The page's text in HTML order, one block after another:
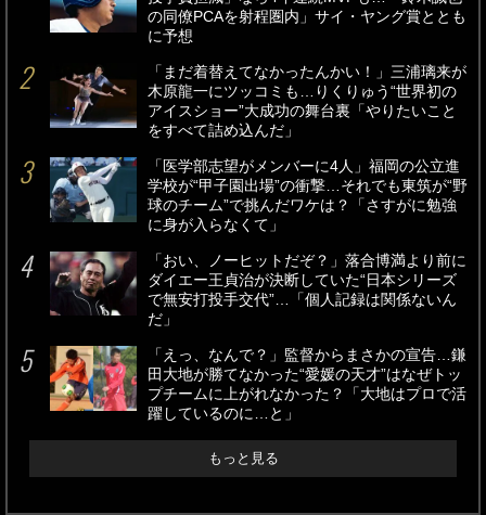
の同僚PCAを射程圏内」サイ・ヤング賞ととも
に予想
「まだ着替えてなかったんかい！」三浦璃来が
木原龍一にツッコミも…りくりゅう“世界初の
アイスショー”大成功の舞台裏「やりたいこと
をすべて詰め込んだ」
「医学部志望がメンバーに4人」福岡の公立進
学校が“甲子園出場”の衝撃…それでも東筑が“野
球のチーム”で挑んだワケは？「さすがに勉強
に身が入らなくて」
「おい、ノーヒットだぞ？」落合博満より前に
ダイエー王貞治が決断していた“日本シリーズ
で無安打投手交代”…「個人記録は関係ないん
だ」
「えっ、なんで？」監督からまさかの宣告…鎌
田大地が勝てなかった“愛媛の天才”はなぜトッ
プチームに上がれなかった？「大地はプロで活
躍しているのに…と」
もっと見る